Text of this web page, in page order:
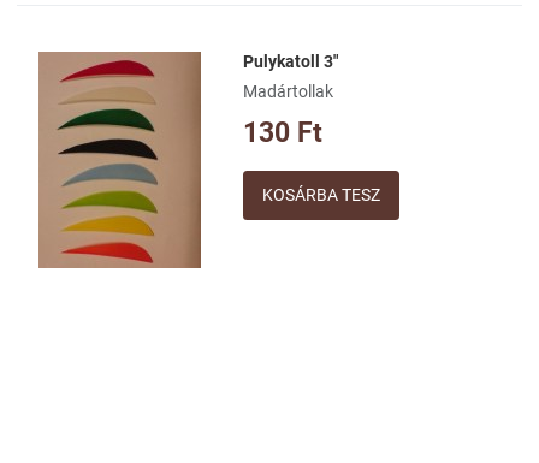
Kívánságlistához adom
Összehasonlításhoz adom
Gyorsnézet
Pulykatoll 3"
Madártollak
130 Ft
Mennyiség